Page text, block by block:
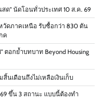
สด" นัดโอนทั่วประเทศ 10 ส.ค. 69
วัดภาคเหนือ รับซื้อกว่า 830 ตัน
ค
ตอกย้ำบทบาท Beyond Housing
นเดือนถึงไม่เหลือเงินเก็บ
ขึ้น 3 สถานะ แบบนี้ต้องทำ